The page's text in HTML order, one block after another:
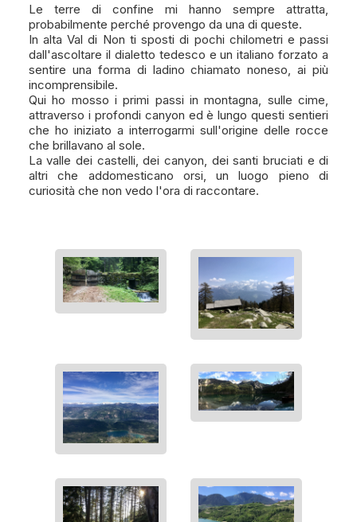
Le terre di confine mi hanno sempre attratta,
probabilmente perché provengo da una di queste.
In alta Val di Non ti sposti di pochi chilometri e passi
dall'ascoltare il dialetto tedesco e un italiano forzato a
sentire una forma di ladino chiamato noneso, ai più
incomprensibile.
Qui ho mosso i primi passi in montagna, sulle cime,
attraverso i profondi canyon ed è lungo questi sentieri
che ho iniziato a interrogarmi sull'origine delle rocce
che brillavano al sole.
La valle dei castelli, dei canyon, dei santi bruciati e di
altri che addomesticano orsi, un luogo pieno di
curiosità che non vedo l'ora di raccontare.